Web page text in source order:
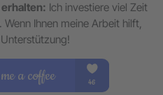
Ich investiere viel Zeit
Ihnen meine Arbeit hilft,